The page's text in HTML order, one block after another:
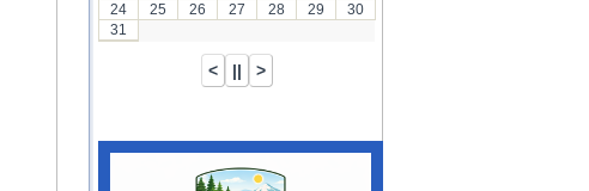
24
25 26 27 28 29
30
31